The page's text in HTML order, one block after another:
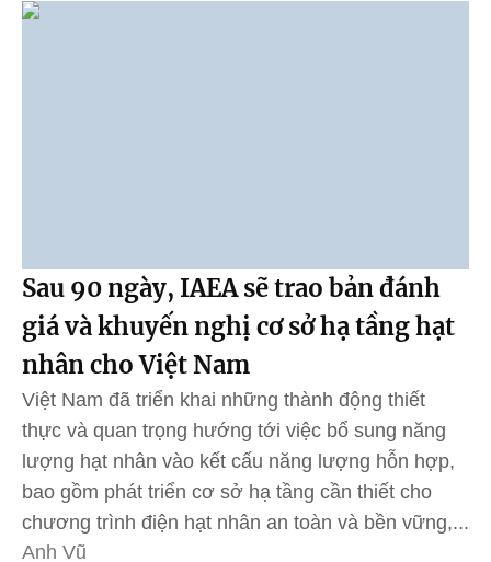
Sau 90 ngày, IAEA sẽ trao bản đánh
giá và khuyến nghị cơ sở hạ tầng hạt
nhân cho Việt Nam
Việt Nam đã triển khai những thành động thiết
thực và quan trọng hướng tới việc bổ sung năng
lượng hạt nhân vào kết cấu năng lượng hỗn hợp,
bao gồm phát triển cơ sở hạ tầng cần thiết cho
chương trình điện hạt nhân an toàn và bền vững,...
Anh Vũ